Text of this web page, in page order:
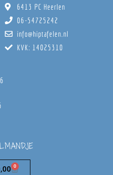
6413 PC Heerlen
06-54725242
info@hiptafelen.nl
KVK: 14025310
0